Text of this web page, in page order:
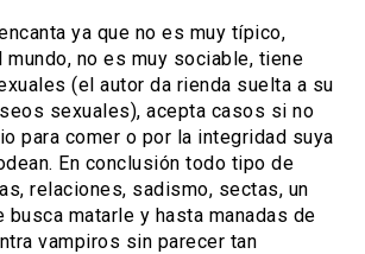
ya que no es muy típico,
no es muy sociable, tiene
(el autor da rienda suelta a su
sexuales), acepta casos si no
para comer o por la integridad suya
En conclusión todo tipo de
relaciones, sadismo, sectas, un
busca matarle y hasta manadas de
vampiros sin parecer tan